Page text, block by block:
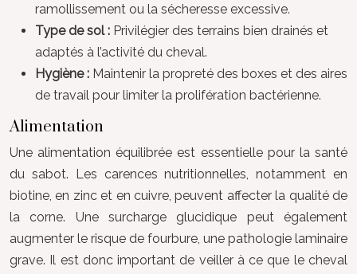
ramollissement ou la sécheresse excessive.
Type de sol : Privilégier des terrains bien drainés et
adaptés à l’activité du cheval.
Hygiène : Maintenir la propreté des boxes et des aires
de travail pour limiter la prolifération bactérienne.
Alimentation
Une alimentation équilibrée est essentielle pour la santé
du sabot. Les carences nutritionnelles, notamment en
biotine, en zinc et en cuivre, peuvent affecter la qualité de
la corne. Une surcharge glucidique peut également
augmenter le risque de fourbure, une pathologie laminaire
grave. Il est donc important de veiller à ce que le cheval